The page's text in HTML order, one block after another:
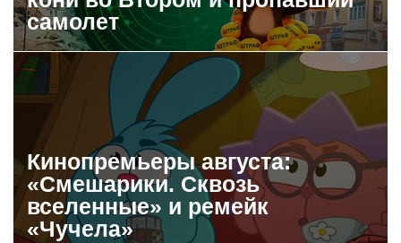
самолет
Кинопремьеры августа:
«Смешарики. Сквозь
вселенные» и ремейк
«Чучела»